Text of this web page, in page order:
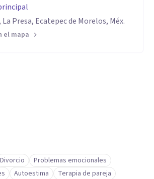
Presa, Ecatepec de Morelos, Méx.
el mapa
Divorcio
Problemas emocionales
Autoestima Terapia de pareja